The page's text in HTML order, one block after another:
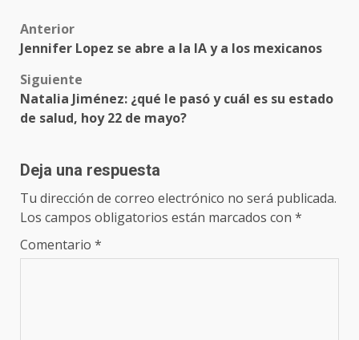
Post
navigation
Anterior
Jennifer Lopez se abre a la IA y a los mexicanos
Siguiente
Natalia Jiménez: ¿qué le pasó y cuál es su estado
de salud, hoy 22 de mayo?
Deja una respuesta
Tu dirección de correo electrónico no será publicada.
Los campos obligatorios están marcados con *
Comentario *